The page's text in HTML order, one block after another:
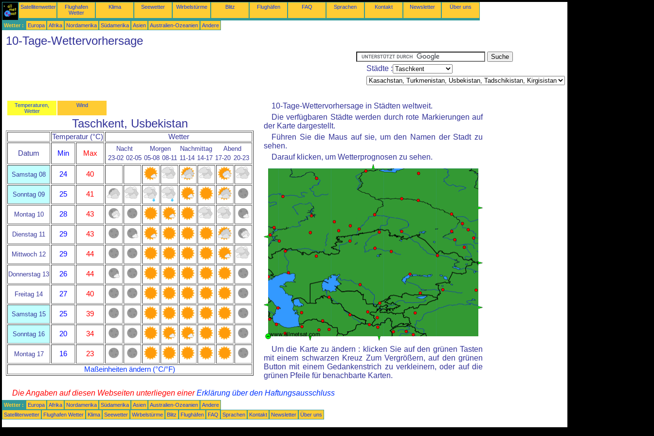
Satellitenwetter
Flughafen
Wetter
Klima Seewetter Wirbelstürme Blitz Flughäfen FAQ Sprachen Kontakt Newsletter Über uns
Wetter : Europa Afrika Nordamerika Südamerika Asien Australien-Ozeanien Andere
10-Tage-Wettervorhersage
Städte :
Temperaturen,
Wetter
Wind
Taschkent, Usbekistan
Temperatur (°C) Wetter
Datum Min Max
Nacht Morgen Nachmittag
Abend
23-02 02-05 05-08 08-11 11-14 14-17 17-20 20-23
Samstag 08 24 40
Sonntag 09 25 41
Montag 10 28 43
Dienstag 11 29 43
Mittwoch 12 29 44
Donnerstag 13 26 44
Freitag 14 27 40
Samstag 15 25 39
Sonntag 16 20 34
Montag 17 16
23
Maßeinheiten ändern (°C/°F)
10-Tage-Wettervorhersage in Städten weltweit.
Die verfügbaren Städte werden durch rote Markierungen auf
der Karte dargestellt.
Führen Sie die Maus auf sie, um den Namen der Stadt zu
sehen.
Darauf klicken, um Wetterprognosen zu sehen.
Um die Karte zu ändern : klicken Sie auf den grünen Tasten
mit einem schwarzen Kreuz Zum Vergrößern, auf den grünen
Button mit einem Gedankenstrich zu verkleinern, oder auf die
grünen Pfeile für benachbarte Karten.
Die Angaben auf diesen Webseiten unterliegen einerErklärung über den Haftungsausschluss
Wetter : Europa Afrika Nordamerika Südamerika Asien Australien-Ozeanien
Andere
Satellitenwetter
Flughafen Wetter Klima Seewetter Wirbelstürme Blitz Flughäfen FAQ Sprachen Kontakt Newsletter Über uns